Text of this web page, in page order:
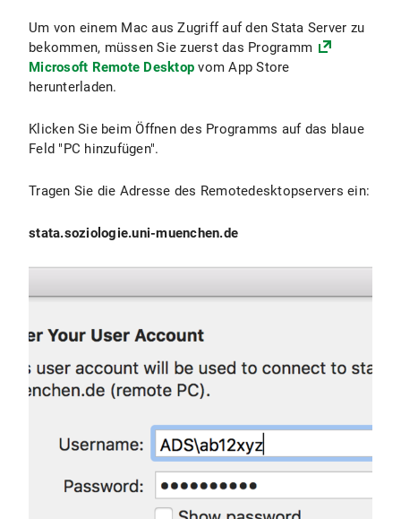
Um von einem Mac aus Zugriff auf den Stata Server zu
bekommen, müssen Sie zuerst das Programm
Microsoft Remote Desktop vom App Store
herunterladen.
Klicken Sie beim Öffnen des Programms auf das blaue
Feld "PC hinzufügen".
Tragen Sie die Adresse des Remotedesktopservers ein:
stata.soziologie.uni-muenchen.de